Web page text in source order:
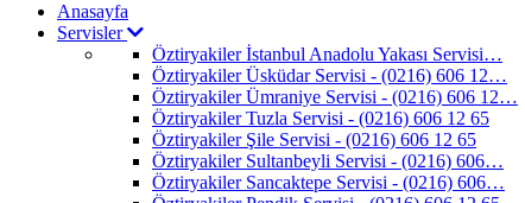
Anasayfa
Servisler
Öztiryakiler İstanbul Anadolu Yakası Servisi…
Öztiryakiler Üsküdar Servisi - (0216) 606 12…
Öztiryakiler Ümraniye Servisi - (0216) 606 12…
Öztiryakiler Tuzla Servisi - (0216) 606 12 65
Öztiryakiler Şile Servisi - (0216) 606 12 65
Öztiryakiler Sultanbeyli Servisi - (0216) 606…
Öztiryakiler Sancaktepe Servisi - (0216) 606…